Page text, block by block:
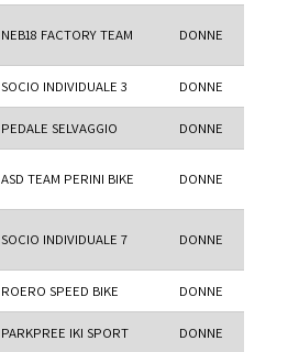
NEB18 FACTORY TEAM DONNE
SOCIO INDIVIDUALE 3 DONNE
PEDALE SELVAGGIO DONNE
ASD TEAM PERINI BIKE DONNE
SOCIO INDIVIDUALE 7 DONNE
ROERO SPEED BIKE DONNE
PARKPREE IKI SPORT DONNE